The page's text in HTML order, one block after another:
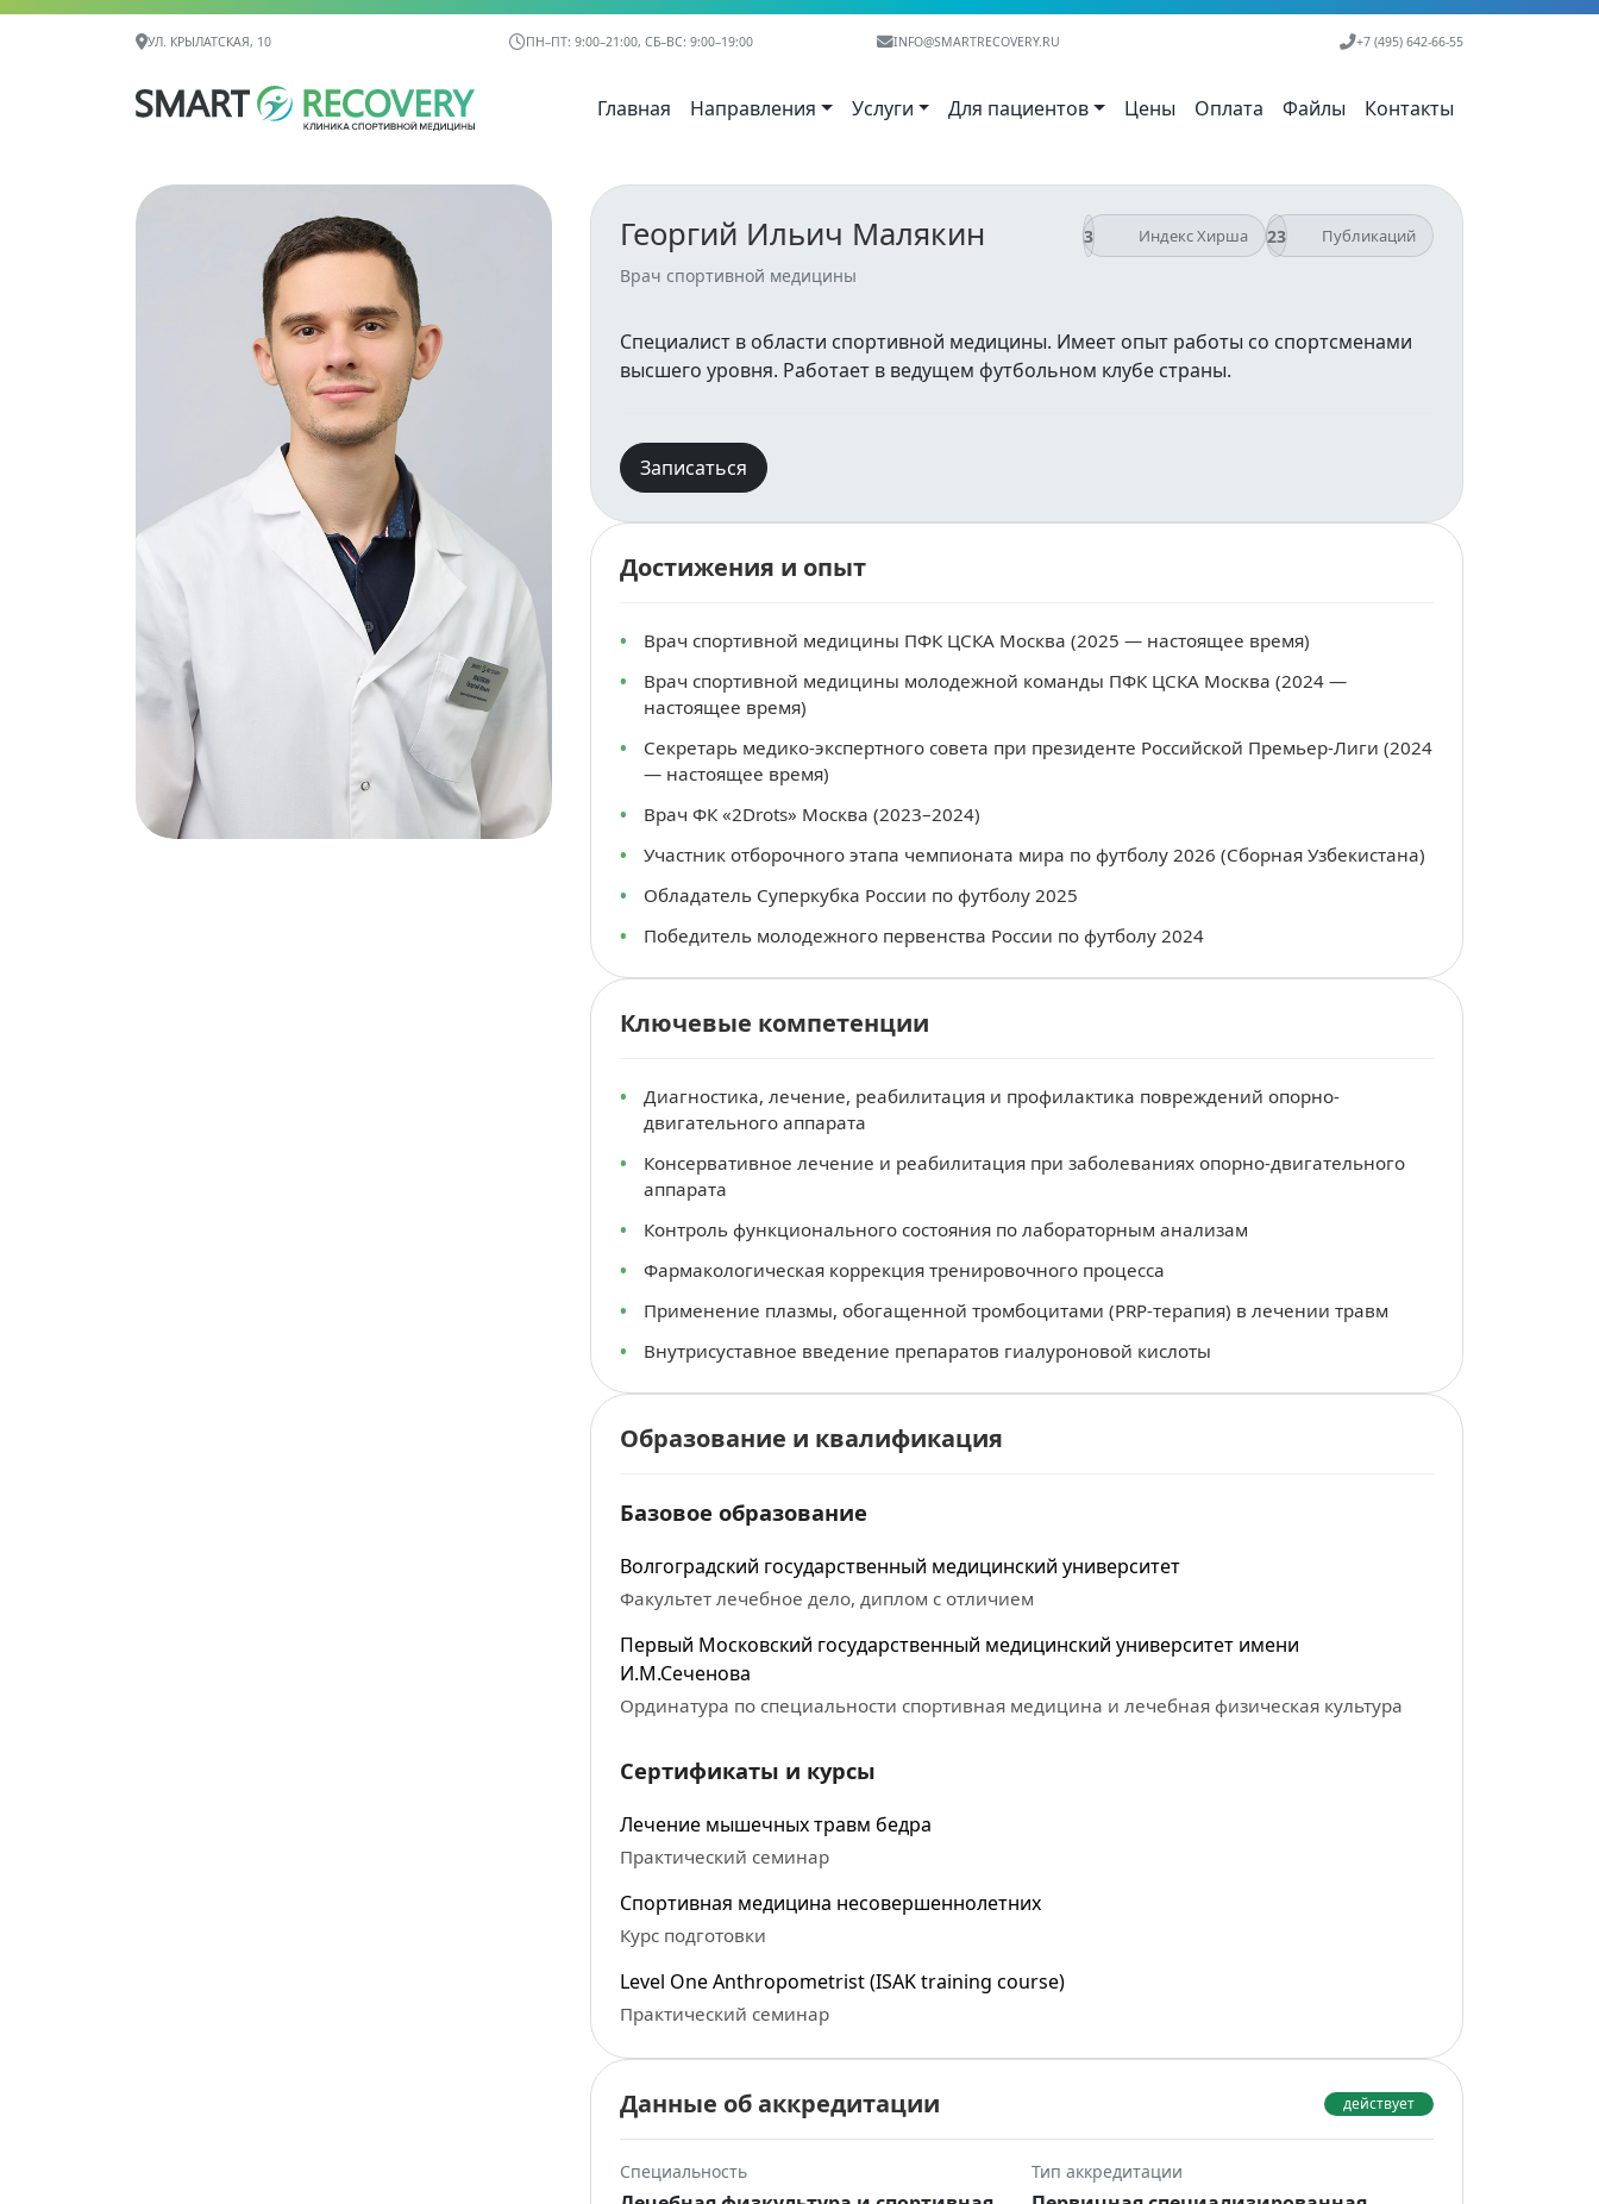
Контактная информация
УЛ. КРЫЛАТСКАЯ, 10 ПН–ПТ: 9:00–21:00, СБ–ВС: 9:00–19:00 INFO@SMARTRECOVERY.RU +7 (495) 642-66-55
Главная Направления Услуги Для пациентов Цены Оплата Файлы Контакты
Георгий Ильич Малякин
Врач спортивной медицины
3 Индекс Хирша 23 Публикаций
Специалист в области спортивной медицины. Имеет опыт работы со спортсменами
высшего уровня. Работает в ведущем футбольном клубе страны.
Записаться
Достижения и опыт
Врач спортивной медицины ПФК ЦСКА Москва (2025 — настоящее время)
Врач спортивной медицины молодежной команды ПФК ЦСКА Москва (2024 —
настоящее время)
Секретарь медико-экспертного совета при президенте Российской Премьер-Лиги (2024
— настоящее время)
Врач ФК «2Drots» Москва (2023–2024)
Участник отборочного этапа чемпионата мира по футболу 2026 (Сборная Узбекистана)
Обладатель Суперкубка России по футболу 2025
Победитель молодежного первенства России по футболу 2024
Ключевые компетенции
Диагностика, лечение, реабилитация и профилактика повреждений опорно-
двигательного аппарата
Консервативное лечение и реабилитация при заболеваниях опорно-двигательного
аппарата
Контроль функционального состояния по лабораторным анализам
Фармакологическая коррекция тренировочного процесса
Применение плазмы, обогащенной тромбоцитами (PRP-терапия) в лечении травм
Внутрисуставное введение препаратов гиалуроновой кислоты
Образование и квалификация
Базовое образование
Волгоградский государственный медицинский университет
Факультет лечебное дело, диплом с отличием
Первый Московский государственный медицинский университет имени
И.М.Сеченова
Ординатура по специальности спортивная медицина и лечебная физическая культура
Сертификаты и курсы
Лечение мышечных травм бедра
Практический семинар
Спортивная медицина несовершеннолетних
Курс подготовки
Level One Anthropometrist (ISAK training course)
Практический семинар
Данные об аккредитации действует
Специальность Тип аккредитации